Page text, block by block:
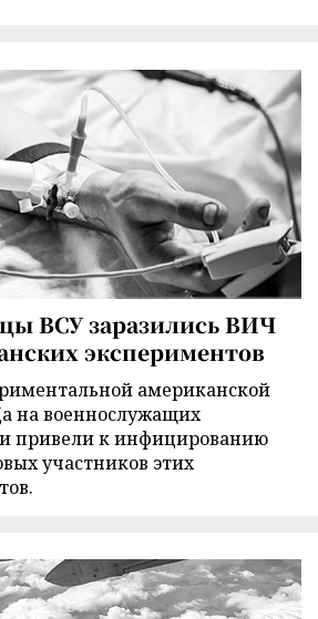
ВСУ заразились ВИЧ
экспериментов
американской
на военнослужащих
привели к инфицированию
участников этих